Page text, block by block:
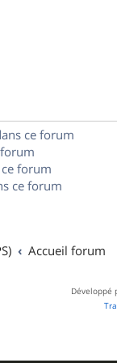
ce forum
forum
ce forum
Accueil forum
Développé